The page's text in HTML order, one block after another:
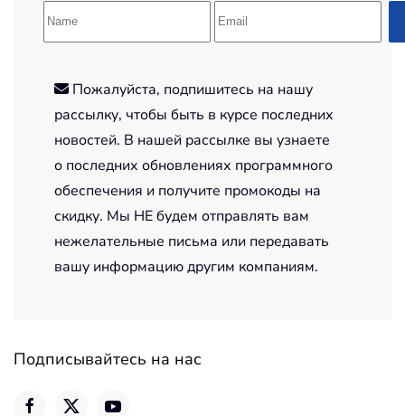
Пожалуйста, подпишитесь на нашу
рассылку, чтобы быть в курсе последних
новостей. В нашей рассылке вы узнаете
о последних обновлениях программного
обеспечения и получите промокоды на
скидку. Мы НЕ будем отправлять вам
нежелательные письма или передавать
вашу информацию другим компаниям.
Подписывайтесь на нас